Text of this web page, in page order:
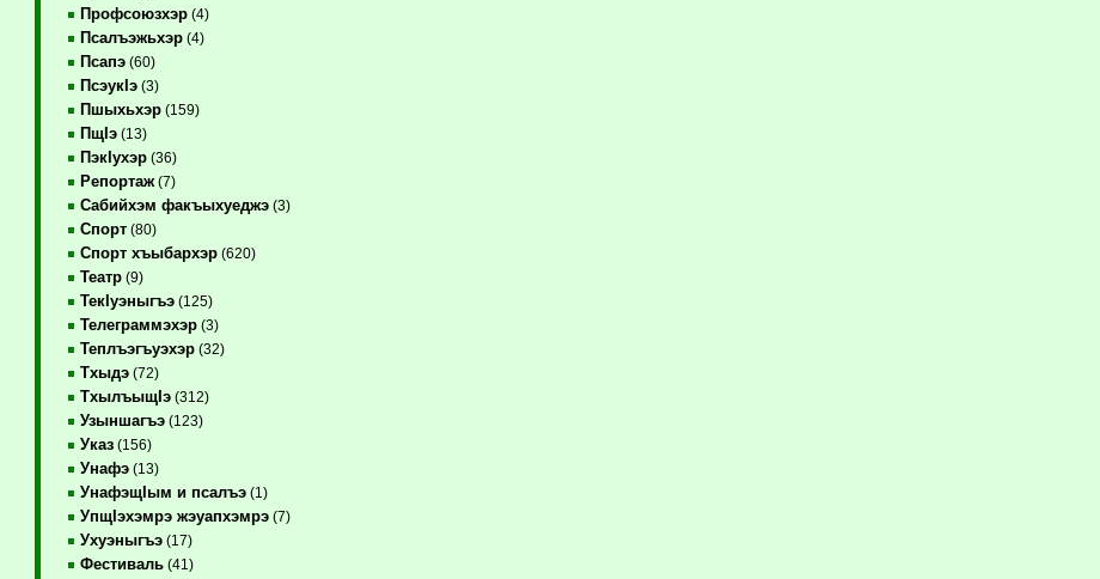
Профсоюзхэр(4)
Псалъэжьхэр(4)
Псапэ(60)
ПсэукIэ(3)
Пшыхьхэр(159)
ПщIэ(13)
ПэкIухэр(36)
Репортаж(7)
Сабийхэм факъыхуеджэ(3)
Спорт(80)
Спорт хъыбархэр(620)
Театр(9)
ТекIуэныгъэ(125)
Телеграммэхэр(3)
Теплъэгъуэхэр(32)
Тхыдэ(72)
ТхылъыщIэ(312)
Узыншагъэ(123)
Указ(156)
Унафэ(13)
УнафэщIым и псалъэ(1)
УпщIэхэмрэ жэуапхэмрэ(7)
Ухуэныгъэ(17)
Фестиваль(41)